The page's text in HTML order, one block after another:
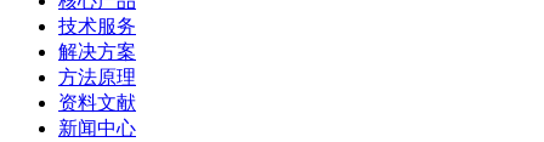
技术服务
解决方案
方法原理
资料文献
新闻中心